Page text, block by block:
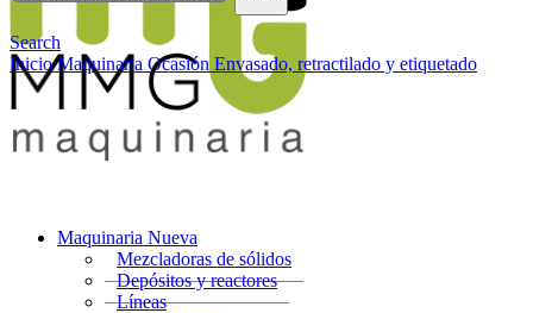
Maquinaria Nueva
Mezcladoras de sólidos
Depósitos y reactores
Líneas
Search
InicioMaquinaria Ocasión Envasado, retractilado y etiquetado